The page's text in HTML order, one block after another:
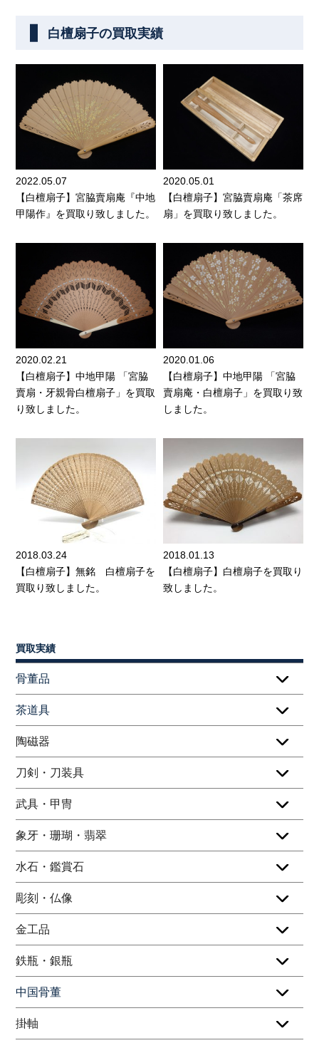
白檀扇子の買取実績
2022.05.07
【白檀扇子】宮脇賣扇庵『中地
甲陽作』を買取り致しました。
2020.05.01
【白檀扇子】宮脇賣扇庵「茶席
扇」を買取り致しました。
2020.02.21
【白檀扇子】中地甲陽 「宮脇
賣扇・牙親骨白檀扇子」を買取
り致しました。
2020.01.06
【白檀扇子】中地甲陽 「宮脇
賣扇庵・白檀扇子」を買取り致
しました。
2018.03.24
【白檀扇子】無銘 白檀扇子を
買取り致しました。
2018.01.13
【白檀扇子】白檀扇子を買取り
致しました。
買取実績
骨董品
茶道具
陶磁器
刀剣・刀装具
武具・甲冑
象牙・珊瑚・翡翠
水石・鑑賞石
彫刻・仏像
金工品
鉄瓶・銀瓶
中国骨董
掛軸